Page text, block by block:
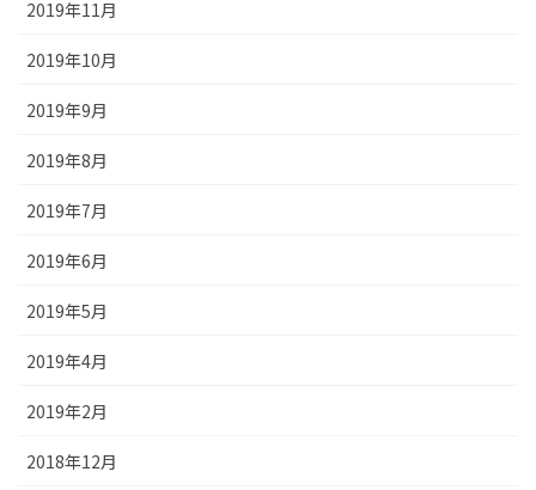
2019年11月
2019年10月
2019年9月
2019年8月
2019年7月
2019年6月
2019年5月
2019年4月
2019年2月
2018年12月